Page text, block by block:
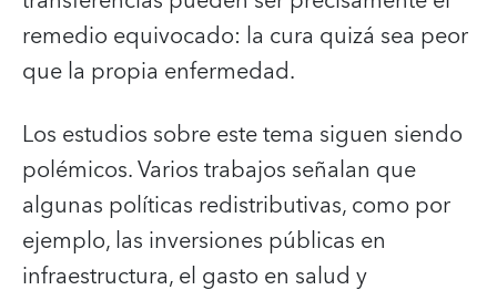
remedio equivocado: la cura quizá sea peor
que la propia enfermedad.
Los estudios sobre este tema siguen siendo
polémicos. Varios trabajos señalan que
algunas políticas redistributivas, como por
ejemplo, las inversiones públicas en
infraestructura, el gasto en salud y